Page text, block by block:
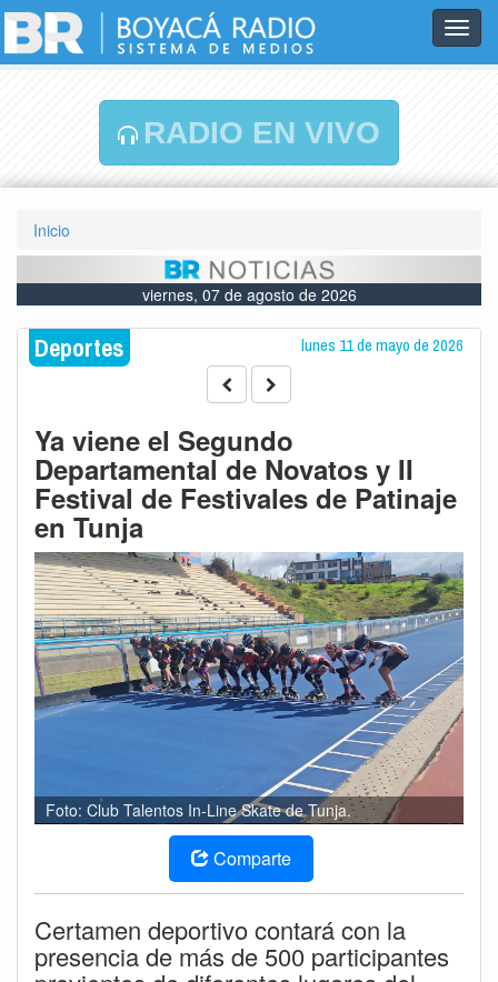
RADIO EN VIVO
Inicio
viernes, 07 de agosto de 2026
Deportes lunes 11 de mayo de 2026
Ya viene el Segundo
Departamental de Novatos y II
Festival de Festivales de Patinaje
en Tunja
Foto: Club Talentos In-Line Skate de Tunja.
Comparte
Certamen deportivo contará con la
presencia de más de 500 participantes